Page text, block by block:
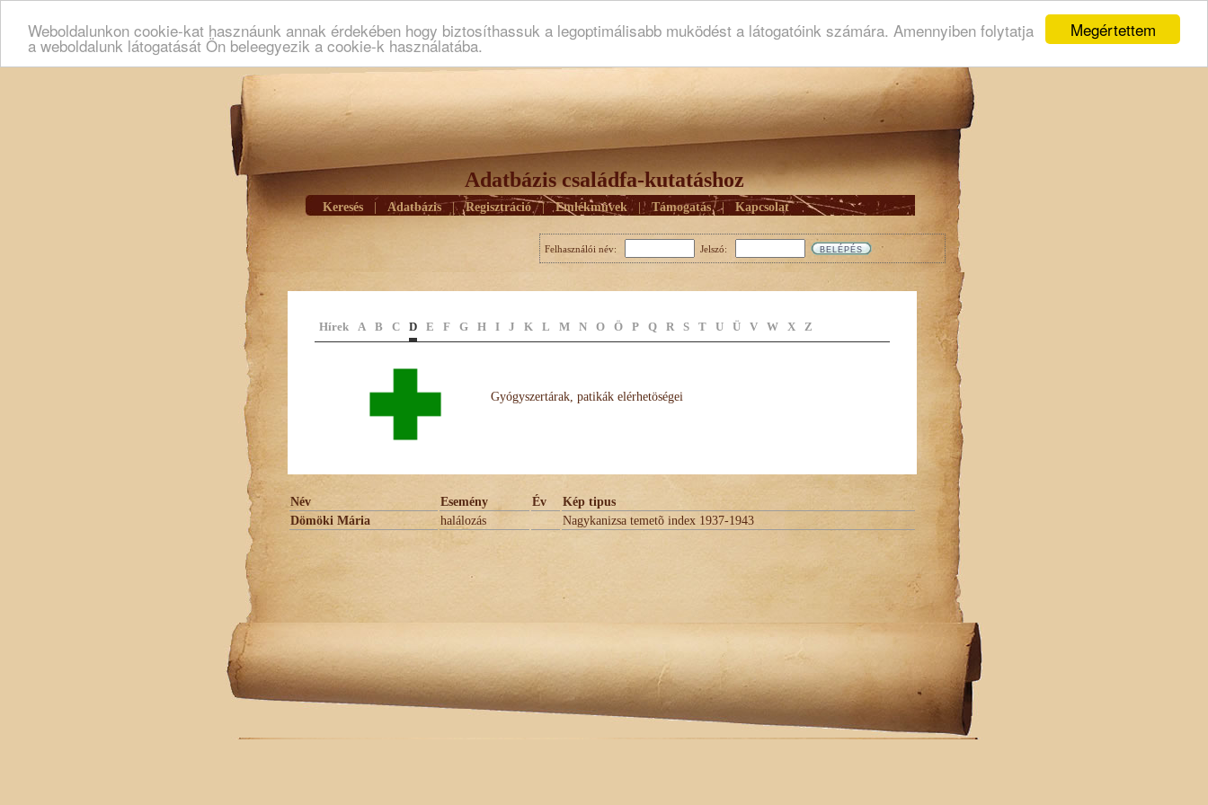
Megértettem
Weboldalunkon cookie-kat hasznáunk annak érdekében hogy biztosíthassuk a legoptimálisabb muködést a látogatóink számára. Amennyiben folytatja
a weboldalunk látogatását Ön beleegyezik a cookie-k használatába.
Adatbázis családfa-kutatáshoz
Keresés Adatbázis | Regisztráció | Emlékmûvek | Támogatás | Kapcsolat
Felhasználói név: Jelszó:
Hírek A B C D E F G H I J K L M N O Ö P Q R S T U Ü V W X Z
Gyógyszertárak, patikák elérhetöségei
Név Esemény Év
Kép tipus
Dömöki Mária
halálozás Nagykanizsa temetõ index 1937-1943